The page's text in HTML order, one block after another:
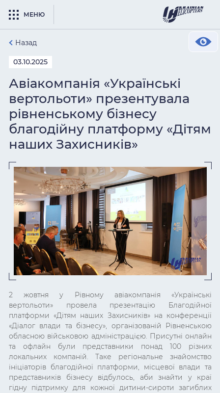
МЕНЮ
Назад
03.10.2025
Авіакомпанія «Українські
вертольоти» презентувала
рівненському бізнесу
благодійну платформу «Дітям
наших Захисників»
2 жовтня у Рівному авіакомпанія «Українські
вертольоти» провела презентацію Благодійної
платформи «Дітям наших Захисників» на конференції
«Діалог влади та бізнесу», організованій Рівненською
обласною військовою адміністрацією. Присутні онлайн
та офлайн були представники понад 100 різних
локальних компаній. Таке регіональне знайомство
ініціаторів благодійної платформи, місцевої влади та
представників бізнесу відбулось, аби знайти у краї
гідну підтримку для кожної дитини-сироти загиблих